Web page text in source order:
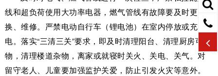
线和超负荷使用大功率电器，燃气管线有故障要及时更
换、维修。严禁电动自行车（锂电池）在室内停放或充
电。落实“三清三关”要求，即及时清理阳台、清理厨房可燃
物，清理楼道杂物，离家或就寝时关火、关电、关气。对
留守老人、儿童要加强监护关爱，防止引发火灾等意外。